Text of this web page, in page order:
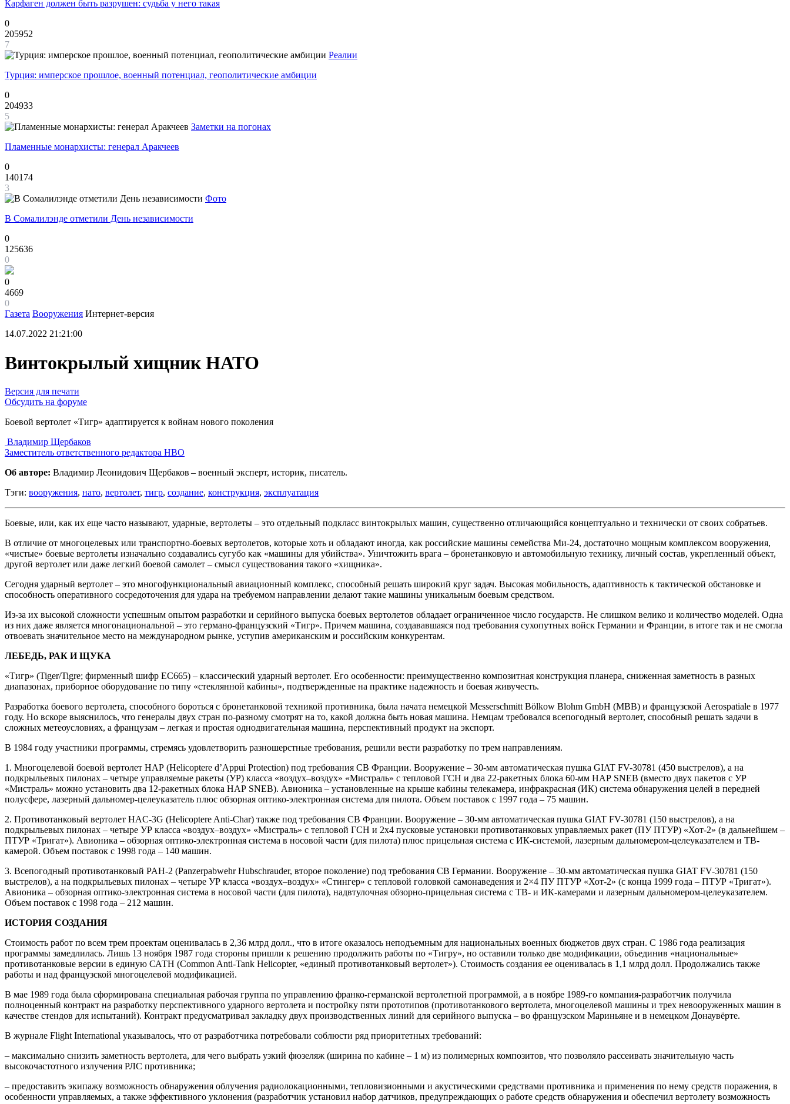
Карфаген должен быть разрушен: судьба у него такая
0
205952
7
Реалии
Турция: имперское прошлое, военный потенциал, геополитические амбиции
0
204933
5
Заметки на погонах
Пламенные монархисты: генерал Аракчеев
0
140174
3
Фото
В Сомалилэнде отметили День независимости
0
125636
0
0
4669
0
Газета Вооружения Интернет-версия
14.07.2022 21:21:00
Винтокрылый хищник НАТО
Версия для печати
Обсудить на форуме
Боевой вертолет «Тигр» адаптируется к войнам нового поколения
Владимир Щербаков
Заместитель ответственного редактора НВО
Об авторе: Владимир Леонидович Щербаков – военный эксперт, историк, писатель.
Тэги: вооружения, нато, вертолет, тигр, создание, конструкция, эксплуатация
Боевые, или, как их еще часто называют, ударные, вертолеты – это отдельный подкласс винтокрылых машин, существенно отличающийся концептуально и технически от своих собратьев.
В отличие от многоцелевых или транспортно-боевых вертолетов, которые хоть и обладают иногда, как российские машины семейства Ми-24, достаточно мощным комплексом вооружения,
«чистые» боевые вертолеты изначально создавались сугубо как «машины для убийства». Уничтожить врага – бронетанковую и автомобильную технику, личный состав, укрепленный объект,
другой вертолет или даже легкий боевой самолет – смысл существования такого «хищника».
Сегодня ударный вертолет – это многофункциональный авиационный комплекс, способный решать широкий круг задач. Высокая мобильность, адаптивность к тактической обстановке и
способность оперативного сосредоточения для удара на требуемом направлении делают такие машины уникальным боевым средством.
Из-за их высокой сложности успешным опытом разработки и серийного выпуска боевых вертолетов обладает ограниченное число государств. Не слишком велико и количество моделей. Одна
из них даже является многонациональной – это германо-французский «Тигр». Причем машина, создававшаяся под требования сухопутных войск Германии и Франции, в итоге так и не смогла
отвоевать значительное место на международном рынке, уступив американским и российским конкурентам.
ЛЕБЕДЬ, РАК И ЩУКА
«Тигр» (Tiger/Tigre; фирменный шифр EC665) – классический ударный вертолет. Его особенности: преимущественно композитная конструкция планера, сниженная заметность в разных
диапазонах, приборное оборудование по типу «стеклянной кабины», подтвержденные на практике надежность и боевая живучесть.
Разработка боевого вертолета, способного бороться с бронетанковой техникой противника, была начата немецкой Messerschmitt Bölkow Blohm GmbH (MBB) и французской Aerospatiale в 1977
году. Но вскоре выяснилось, что генералы двух стран по-разному смотрят на то, какой должна быть новая машина. Немцам требовался всепогодный вертолет, способный решать задачи в
сложных метеоусловиях, а французам – легкая и простая однодвигательная машина, перспективный продукт на экспорт.
В 1984 году участники программы, стремясь удовлетворить разношерстные требования, решили вести разработку по трем направлениям.
1. Многоцелевой боевой вертолет НАР (Helicoptere d’Appui Protection) под требования СВ Франции. Вооружение – 30-мм автоматическая пушка GIAT FV-30781 (450 выстрелов), а на
подкрыльевых пилонах – четыре управляемые ракеты (УР) класса «воздух–воздух» «Мистраль» с тепловой ГСН и два 22-ракетных блока 60-мм НАР SNEB (вместо двух пакетов с УР
«Мистраль» можно установить два 12-ракетных блока НАР SNEB). Авионика – установленные на крыше кабины телекамера, инфракрасная (ИК) система обнаружения целей в передней
полусфере, лазерный дальномер-целеуказатель плюс обзорная оптико-электронная система для пилота. Объем поставок с 1997 года – 75 машин.
2. Противотанковый вертолет HAC-3G (Helicoptere Anti-Char) также под требования СВ Франции. Вооружение – 30-мм автоматическая пушка GIAT FV-30781 (150 выстрелов), а на
подкрыльевых пилонах – четыре УР класса «воздух–воздух» «Мистраль» с тепловой ГСН и 2х4 пусковые установки противотанковых управляемых ракет (ПУ ПТУР) «Хот-2» (в дальнейшем –
ПТУР «Тригат»). Авионика – обзорная оптико-электронная система в носовой части (для пилота) плюс прицельная система с ИК-системой, лазерным дальномером-целеуказателем и ТВ-
камерой. Объем поставок с 1998 года – 140 машин.
3. Всепогодный противотанковый PAH-2 (Panzerpabwehr Hubschrauder, второе поколение) под требования СВ Германии. Вооружение – 30-мм автоматическая пушка GIAT FV-30781 (150
выстрелов), а на подкрыльевых пилонах – четыре УР класса «воздух–воздух» «Стингер» с тепловой головкой самонаведения и 2×4 ПУ ПТУР «Хот-2» (с конца 1999 года – ПТУР «Тригат»).
Авионика – обзорная оптико-электронная система в носовой части (для пилота), надвтулочная обзорно-прицельная система с ТВ- и ИК-камерами и лазерным дальномером-целеуказателем.
Объем поставок с 1998 года – 212 машин.
ИСТОРИЯ СОЗДАНИЯ
Стоимость работ по всем трем проектам оценивалась в 2,36 млрд долл., что в итоге оказалось неподъемным для национальных военных бюджетов двух стран. С 1986 года реализация
программы замедлилась. Лишь 13 ноября 1987 года стороны пришли к решению продолжить работы по «Тигру», но оставили только две модификации, объединив «национальные»
противотанковые версии в единую САТН (Common Anti-Tank Helicopter, «единый противотанковый вертолет»). Стоимость создания ее оценивалась в 1,1 млрд долл. Продолжались также
работы и над французской многоцелевой модификацией.
В мае 1989 года была сформирована специальная рабочая группа по управлению франко-германской вертолетной программой, а в ноябре 1989-го компания-разработчик получила
полноценный контракт на разработку перспективного ударного вертолета и постройку пяти прототипов (противотанкового вертолета, многоцелевой машины и трех невооруженных машин в
качестве стендов для испытаний). Контракт предусматривал закладку двух производственных линий для серийного выпуска – во французском Мариньяне и в немецком Донаувёрте.
В журнале Flight International указывалось, что от разработчика потребовали соблюсти ряд приоритетных требований:
– максимально снизить заметность вертолета, для чего выбрать узкий фюзеляж (ширина по кабине – 1 м) из полимерных композитов, что позволяло рассеивать значительную часть
высокочастотного излучения РЛС противника;
– предоставить экипажу возможность обнаружения облучения радиолокационными, тепловизионными и акустическими средствами противника и применения по нему средств поражения, в
особенности управляемых, а также эффективного уклонения (разработчик установил набор датчиков, предупреждающих о работе средств обнаружения и обеспечил вертолету возможность